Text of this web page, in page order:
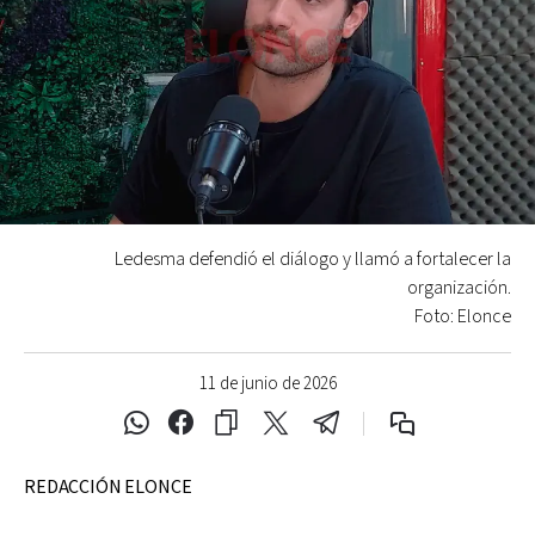
11 de junio de 2026
Ledesma defendió el diálogo y llamó a fortalecer la
organización.
Foto: Elonce
REDACCIÓN ELONCE